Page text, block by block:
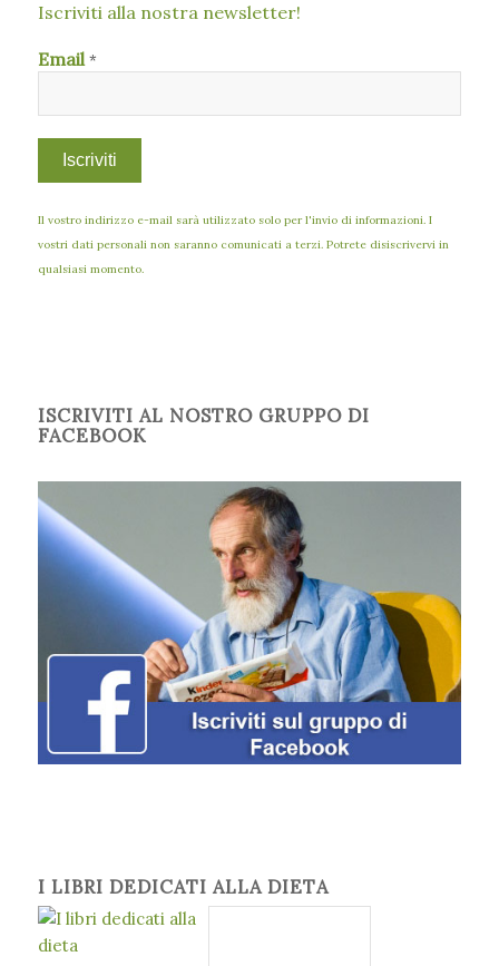
Iscriviti alla nostra newsletter!
Email*
Il vostro indirizzo e-mail sarà utilizzato solo per l'invio di informazioni. I
vostri dati personali non saranno comunicati a terzi. Potrete disiscrivervi in
qualsiasi momento.
ISCRIVITI AL NOSTRO GRUPPO DI
FACEBOOK
I LIBRI DEDICATI ALLA DIETA